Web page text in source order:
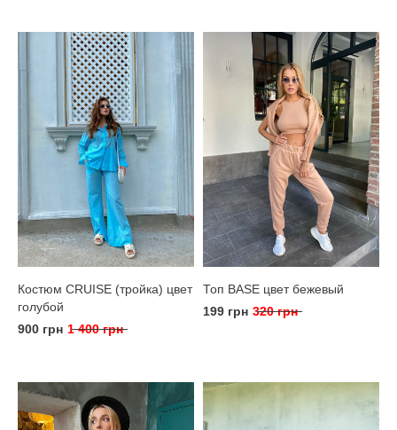
Костюм CRUISE (тройка) цвет
голубой
900 грн 1 400 грн
Топ BASE цвет бежевый
199 грн 320 грн